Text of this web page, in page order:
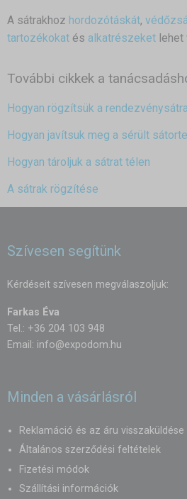
A sátrakhoz hordozótáskát,
tartozékokat és alkatrészeket
További cikkek a
Hogyan rögzítsük a
Hogyan javítsuk meg a sérült
Hogyan tároljuk a sátrat télen
A sátrak rögzítése
Szívesen segítünk
Kérdéseit szívesen megválaszoljuk:
Farkas Éva
Tel.: +36 204 103 948
Email: info@expodom.hu
Minden a vásárlásról
Reklamáció és az áru visszaküldése
Általános szerződési feltételek
Fizetési módok
Szállítási információk